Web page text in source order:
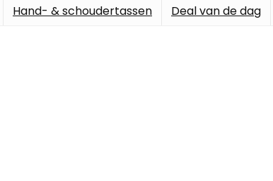
Hand- & schoudertassen Deal van de dag